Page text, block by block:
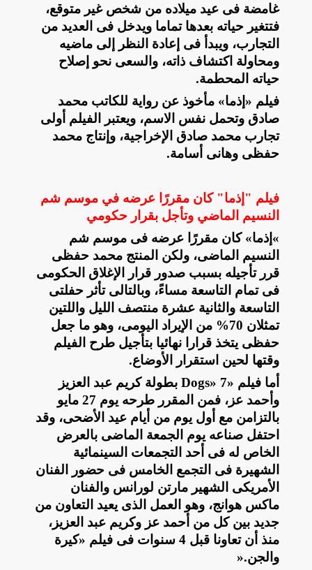
غامضة فى عيد ميلاده من شخص غير متوقع،
فتتغير حياته بعدها تماما ويدخل فى العديد من
التجارب، ويبدأ فى إعادة النظر إلى ماضيه
ومحاولة اكتشاف ذاته، والسعى نحو إصلاح
حياته المحطمة.
فيلم «إذما» مأخوذ عن رواية للكاتب محمد
صادق وتحمل نفس الاسم، ويعتبر الفيلم أولى
تجارب محمد صادق الإخراجية، وإنتاج محمد
حفظى وهانى أسامة.
فيلم "إذما" كان مقررًا عرضه في موسم شم
النسيم الماضي وتأجل بقرار حكومي
« إذما» كان مقررًا عرضه فى موسم شم
النسيم الماضى، ولكن المنتج محمد حفظى
قرر تأجيله بسبب صدور قرار الإغلاق الحكومى
فى تمام التاسعة مساءً، وبالتالى تأثر حفلتى
التاسعة والثانية عشرة منتصف الليل واللتين
تمثلان 70% من الإيراد اليومى، وهو ما جعل
حفظى يتخذ قرارا نهائيا بتأجيل طرح الفيلم
وقتها لحين استقرار الأوضاع.
أما فيلم «7
Dogs»بطولة كريم عبد العزيز
وأحمد عز، فمن المقرر طرحه يوم 27 مايو
بالتزامن مع أول يوم من أيام عيد الأضحى، وقد
احتفل صناعه يوم الجمعة الماضى بالعرض
الخاص له فى أحد التجمعات السينمائية
الشهيرة فى التجمع الخامس فى حضور الفنان
الأمريكى الشهير مارتن لورانس والفنان
ماكس هوانج، وهو العمل الذى يعيد التعاون من
جديد بين كل من أحمد عز وكريم عبد العزيز،
منذ أن تعاونا قبل 4 سنوات فى فيلم «كيرة
والجن».